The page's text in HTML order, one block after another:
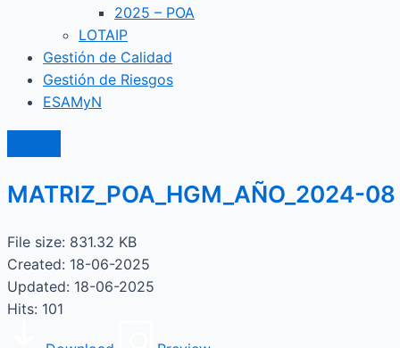
2025 – POA
LOTAIP
Gestión de Calidad
Gestión de Riesgos
ESAMyN
MATRIZ_POA_HGM_AÑO_2024-08
File size: 831.32 KB
Created: 18-06-2025
Updated: 18-06-2025
Hits: 101